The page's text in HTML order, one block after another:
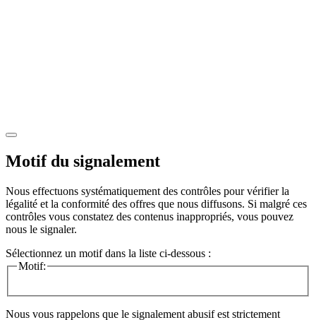
Motif du signalement
Nous effectuons systématiquement des contrôles pour vérifier la
légalité et la conformité des offres que nous diffusons. Si malgré ces
contrôles vous constatez des contenus inappropriés, vous pouvez
nous le signaler.
Sélectionnez un motif dans la liste ci-dessous :
Motif:
Nous vous rappelons que le signalement abusif est strictement